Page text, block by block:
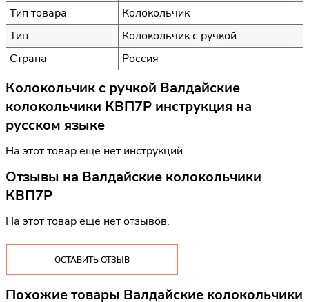
Тип товара
Колокольчик
Тип
Колокольчик с ручкой
Страна
Россия
Колокольчик с ручкой Валдайские
колокольчики КВП7Р инструкция на
русском языке
На этот товар еще нет инструкций
Отзывы на Валдайские колокольчики
КВП7Р
На этот товар еще нет отзывов.
ОСТАВИТЬ ОТЗЫВ
Похожие товары Валдайские колокольчики